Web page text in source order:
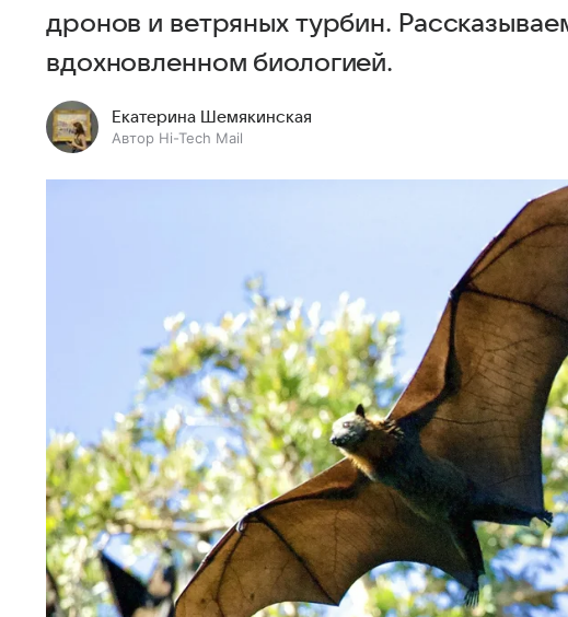
дронов и ветряных турбин.
вдохновленном биологией.
Екатерина Шемякинская
Автор Hi-Tech Mail